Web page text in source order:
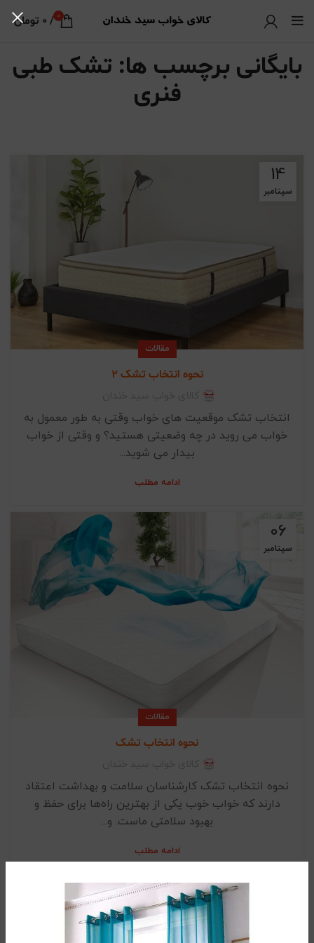
0
/
0 تومان
بایگانی برچسب ها: تشک طبی
فنری
14
سپتامبر
مقالات
نحوه انتخاب تشک 2
انتخاب تشک موقعیت های خواب وقتی به طور معمول به
خواب می روید در چه وضعیتی هستید؟ و وقتی از خواب
بیدار می شوید...
ادامه مطلب
06
سپتامبر
مقالات
نحوه انتخاب تشک
نحوه انتخاب تشک کارشناسان سلامت و بهداشت اعتقاد
دارند که خواب خوب یکی از بهترین راه‌ها برای حفظ و
بهبود سلامتی ماست. و...
ادامه مطلب